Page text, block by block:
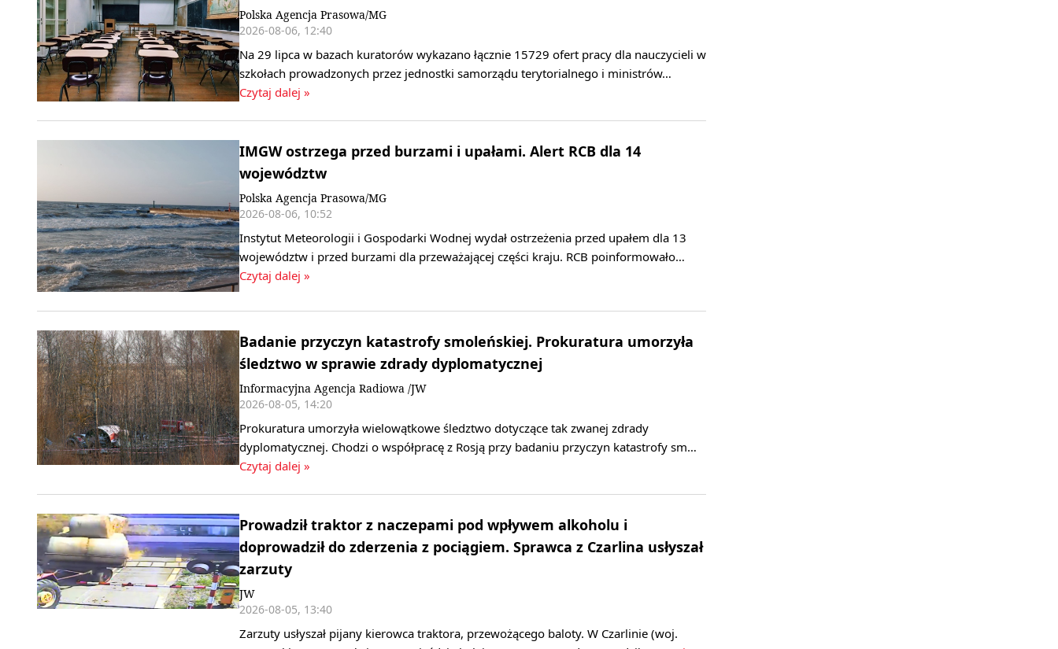
Polska Agencja Prasowa/MG
2026-08-06, 12:40
Na 29 lipca w bazach kuratorów wykazano łącznie 15729 ofert pracy dla nauczycieli w
szkołach prowadzonych przez jednostki samorządu terytorialnego i ministrów…
Czytaj dalej »
IMGW ostrzega przed burzami i upałami. Alert RCB dla 14
województw
Polska Agencja Prasowa/MG
2026-08-06, 10:52
Instytut Meteorologii i Gospodarki Wodnej wydał ostrzeżenia przed upałem dla 13
województw i przed burzami dla przeważającej części kraju. RCB poinformowało…
Czytaj dalej »
Badanie przyczyn katastrofy smoleńskiej. Prokuratura umorzyła
śledztwo w sprawie zdrady dyplomatycznej
Informacyjna Agencja Radiowa /JW
2026-08-05, 14:20
Prokuratura umorzyła wielowątkowe śledztwo dotyczące tak zwanej zdrady
dyplomatycznej. Chodzi o współpracę z Rosją przy badaniu przyczyn katastrofy sm…
Czytaj dalej »
Prowadził traktor z naczepami pod wpływem alkoholu i
doprowadził do zderzenia z pociągiem. Sprawca z Czarlina usłyszał
zarzuty
JW
2026-08-05, 13:40
Zarzuty usłyszał pijany kierowca traktora, przewożącego baloty. W Czarlinie (woj.